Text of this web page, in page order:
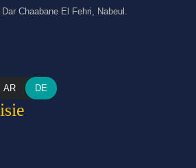
Chaabane El Fehri, Nabeul.
AR DE